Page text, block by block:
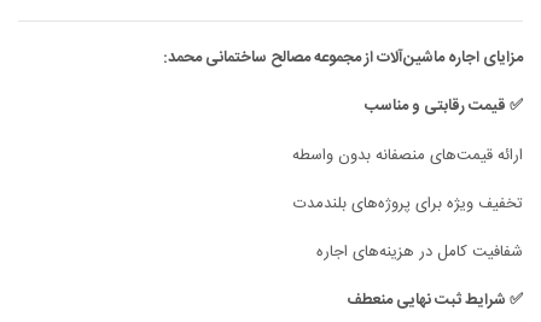
مزایای اجاره ماشین‌آلات از مجموعه مصالح ساختمانی محمد:
✅ قیمت رقابتی و مناسب
ارائه قیمت‌های منصفانه بدون واسطه
تخفیف ویژه برای پروژه‌های بلندمدت
شفافیت کامل در هزینه‌های اجاره
✅ شرایط ثبت نهایی منعطف